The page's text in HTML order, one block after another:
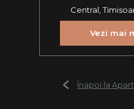
Central,
Vezi mai
Înapoi la